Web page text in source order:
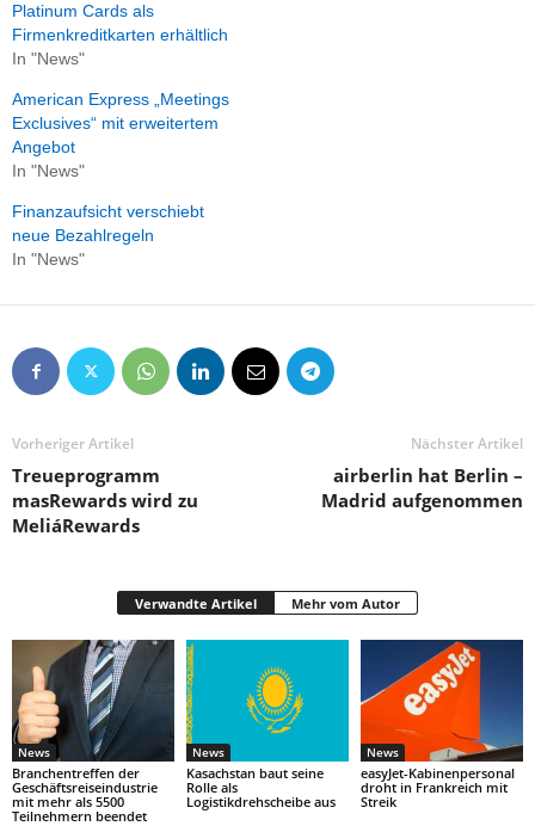
Platinum Cards als
Firmenkreditkarten erhältlich
In "News"
American Express „Meetings
Exclusives“ mit erweitertem
Angebot
In "News"
Finanzaufsicht verschiebt
neue Bezahlregeln
In "News"
Vorheriger Artikel
Treueprogramm
masRewards wird zu
MeliáRewards
Nächster Artikel
airberlin hat Berlin –
Madrid aufgenommen
Verwandte Artikel Mehr vom Autor
News
Branchentreffen der
Geschäftsreiseindustrie
mit mehr als 5500
Teilnehmern beendet
News
Kasachstan baut seine
Rolle als
Logistikdrehscheibe aus
News
easyJet-Kabinenpersonal
droht in Frankreich mit
Streik